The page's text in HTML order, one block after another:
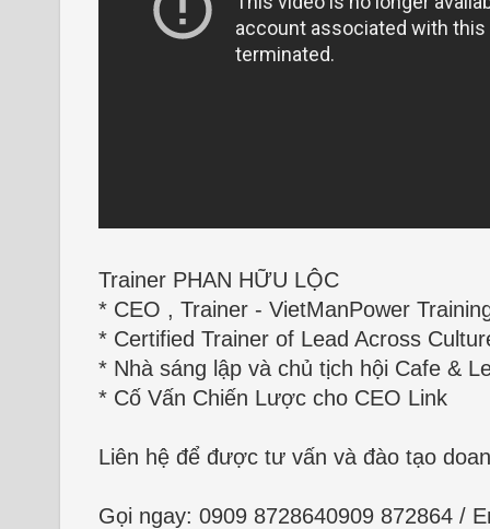
Trainer PHAN HỮU LỘC
* CEO , Trainer - VietManPower
* Certified Trainer of Lead Across
* Nhà sáng lập và chủ tịch hội Cafe &
* Cố Vấn Chiến Lược cho CEO Link
Liên hệ để được tư vấn và đào tạo
Gọi ngay: 0909 8728640909 872864 /